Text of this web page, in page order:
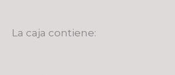
La caja contiene: